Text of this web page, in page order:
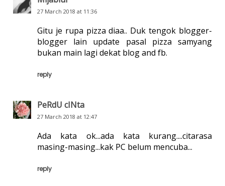
27 March 2018 at 11:36
Gitu je rupa pizza diaa.. Duk tengok blogger-
blogger lain update pasal pizza samyang
bukan main lagi dekat blog and fb.
reply
PeRdU cINta
27 March 2018 at 12:47
Ada kata ok...ada kata kurang....citarasa
masing-masing...kak PC belum mencuba...
reply